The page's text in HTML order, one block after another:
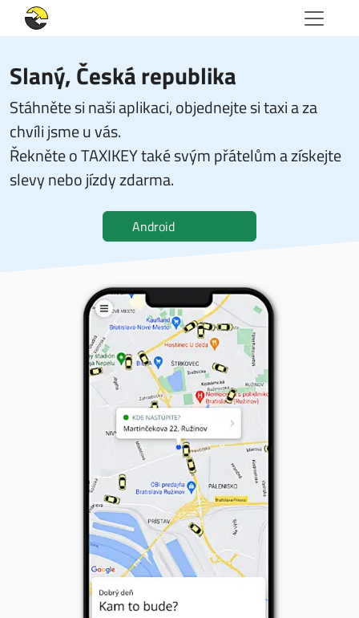
Slaný, Česká republika
Stáhněte si naši aplikaci, objednejte si taxi a za
chvíli jsme u vás.
Řekněte o TAXIKEY také svým přátelům a získejte
slevy nebo jízdy zdarma.
Android